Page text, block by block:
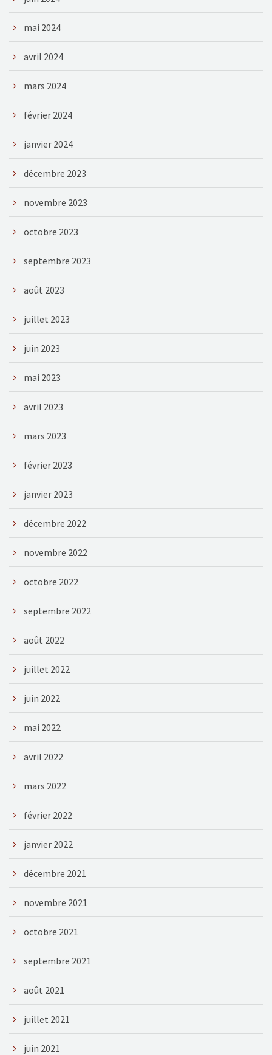
mai 2024
avril 2024
mars 2024
février 2024
janvier 2024
décembre 2023
novembre 2023
octobre 2023
septembre 2023
août 2023
juillet 2023
juin 2023
mai 2023
avril 2023
mars 2023
février 2023
janvier 2023
décembre 2022
novembre 2022
octobre 2022
septembre 2022
août 2022
juillet 2022
juin 2022
mai 2022
avril 2022
mars 2022
février 2022
janvier 2022
décembre 2021
novembre 2021
octobre 2021
septembre 2021
août 2021
juillet 2021
juin 2021